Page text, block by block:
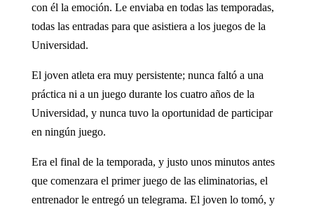
con él la emoción. Le enviaba en todas las temporadas,
todas las entradas para que asistiera a los juegos de la
Universidad.
El joven atleta era muy persistente; nunca faltó a una
práctica ni a un juego durante los cuatro años de la
Universidad, y nunca tuvo la oportunidad de participar
en ningún juego.
Era el final de la temporada, y justo unos minutos antes
que comenzara el primer juego de las eliminatorias, el
entrenador le entregó un telegrama. El joven lo tomó, y